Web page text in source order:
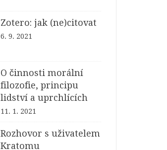
Zotero: jak (ne)citovat
6. 9. 2021
O činnosti morální
filozofie, principu
lidství a uprchlících
11. 1. 2021
Rozhovor s uživatelem
Kratomu